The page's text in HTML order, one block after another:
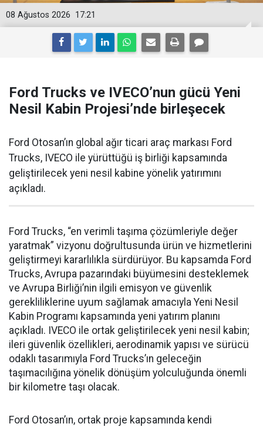
17:21
08 Ağustos 2026
Ford Trucks ve IVECO’nun gücü Yeni
Nesil Kabin Projesi’nde birleşecek
Ford Otosan’ın global ağır ticari araç markası Ford
Trucks, IVECO ile yürüttüğü iş birliği kapsamında
geliştirilecek yeni nesil kabine yönelik yatırımını
açıkladı.
Ford Trucks, “en verimli taşıma çözümleriyle değer
yaratmak” vizyonu doğrultusunda ürün ve hizmetlerini
geliştirmeyi kararlılıkla sürdürüyor. Bu kapsamda Ford
Trucks, Avrupa pazarındaki büyümesini desteklemek
ve Avrupa Birliği’nin ilgili emisyon ve güvenlik
gerekliliklerine uyum sağlamak amacıyla Yeni Nesil
Kabin Programı kapsamında yeni yatırım planını
açıkladı. IVECO ile ortak geliştirilecek yeni nesil kabin;
ileri güvenlik özellikleri, aerodinamik yapısı ve sürücü
odaklı tasarımıyla Ford Trucks’ın geleceğin
taşımacılığına yönelik dönüşüm yolculuğunda önemli
bir kilometre taşı olacak.
Ford Otosan’ın, ortak proje kapsamında kendi